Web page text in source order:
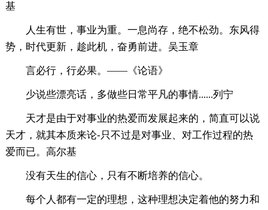
基
人生有世，事业为重。一息尚存，绝不松劲。东风得
势，时代更新，趁此机，奋勇前进。吴玉章
言必行，行必果。——《论语》
少说些漂亮话，多做些日常平凡的事情......列宁
天才是由于对事业的热爱而发展起来的，简直可以说
天才，就其本质来论-只不过是对事业、对工作过程的热
爱而已。高尔基
没有天生的信心，只有不断培养的信心。
每个人都有一定的理想，这种理想决定着他的努力和